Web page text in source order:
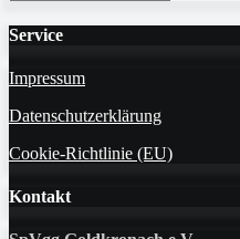
Service
Impressum
Datenschutzerklärung
Cookie-Richtlinie (EU)
Kontakt